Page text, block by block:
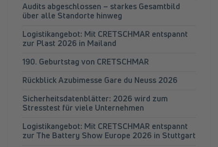
Audits abgeschlossen – starkes Gesamtbild
über alle Standorte hinweg
Logistikangebot: Mit CRETSCHMAR entspannt
zur Plast 2026 in Mailand
190. Geburtstag von CRETSCHMAR
Rückblick Azubimesse Gare du Neuss 2026
Sicherheitsdatenblätter: 2026 wird zum
Stresstest für viele Unternehmen
Logistikangebot: Mit CRETSCHMAR entspannt
zur The Battery Show Europe 2026 in Stuttgart